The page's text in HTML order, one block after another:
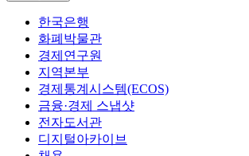
한국은행
화폐박물관
경제연구원
지역본부
경제통계시스템(ECOS)
금융·경제 스냅샷
전자도서관
디지털아카이브